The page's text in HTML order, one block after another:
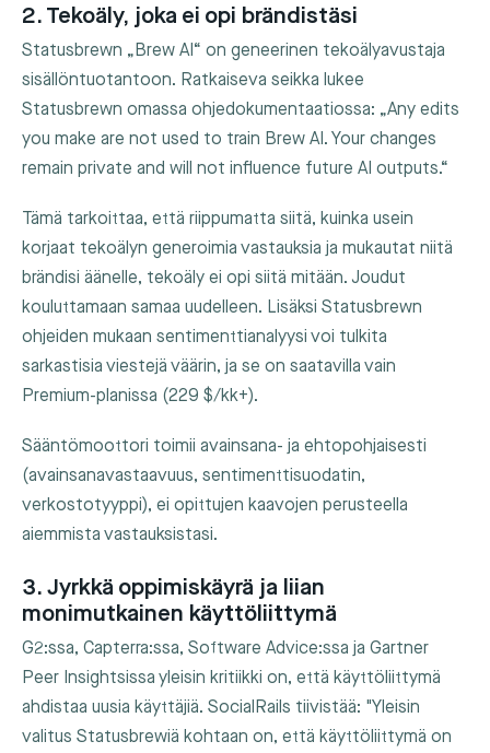
2. Tekoäly, joka ei opi brändistäsi
Statusbrewn „Brew AI“ on geneerinen tekoälyavustaja
sisällöntuotantoon. Ratkaiseva seikka lukee
Statusbrewn omassa ohjedokumentaatiossa: „Any edits
you make are not used to train Brew AI. Your changes
remain private and will not influence future AI outputs.“
Tämä tarkoittaa, että riippumatta siitä, kuinka usein
korjaat tekoälyn generoimia vastauksia ja mukautat niitä
brändisi äänelle, tekoäly ei opi siitä mitään. Joudut
kouluttamaan samaa uudelleen. Lisäksi Statusbrewn
ohjeiden mukaan sentimenttianalyysi voi tulkita
sarkastisia viestejä väärin, ja se on saatavilla vain
Premium-planissa (229 $/kk+).
Sääntömoottori toimii avainsana- ja ehtopohjaisesti
(avainsanavastaavuus, sentimenttisuodatin,
verkostotyyppi), ei opittujen kaavojen perusteella
aiemmista vastauksistasi.
3. Jyrkkä oppimiskäyrä ja liian
monimutkainen käyttöliittymä
G2:ssa, Capterra:ssa, Software Advice:ssa ja Gartner
Peer Insightsissa yleisin kritiikki on, että käyttöliittymä
ahdistaa uusia käyttäjiä. SocialRails tiivistää: "Yleisin
valitus Statusbrewiä kohtaan on, että käyttöliittymä on